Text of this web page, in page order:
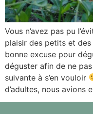
Vous n’avez pas pu
plaisir des petits et des
bonne excuse pour
déguster afin de ne
suivante à s’en vouloir
d’adultes, nous